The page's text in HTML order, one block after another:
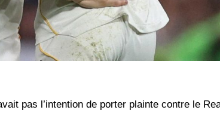
pas l’intention de porter plainte contre le